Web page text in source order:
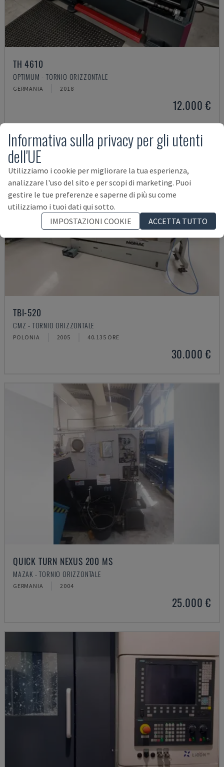
TH 4610
OPTIMUM - TORNIO ORIZZONTALE
GERMANIA 2018
12.000 €
TBI-520
CMZ - TORNIO ORIZZONTALE
POLONIA 2005 40.135 ORE
30.000 €
QUICK TURN NEXUS 200 MS
MAZAK - TORNIO ORIZZONTALE
GERMANIA 2004
25.000 €
Informativa sulla privacy per gli utenti
dell'UE
Utilizziamo i cookie per migliorare la tua esperienza,
analizzare l'uso del sito e per scopi di marketing. Puoi
gestire le tue preferenze e saperne di più su come
utilizziamo i tuoi dati qui sotto.
IMPOSTAZIONI COOKIE
ACCETTA TUTTO